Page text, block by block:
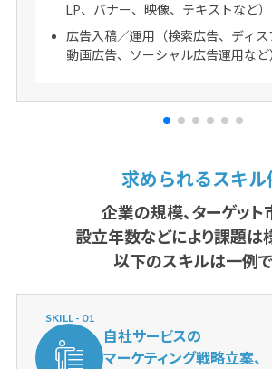
LP、バナー、映像、テキストなど）
広告入稿／運用（検索広告、ディス
動画広告、ソーシャル広告運用など
求められるスキル
企業の規模、ターゲット
設立年数などにより課題は
以下のスキルは一例で
SKILL - 01
自社サービスの
マーケティング戦略立案、